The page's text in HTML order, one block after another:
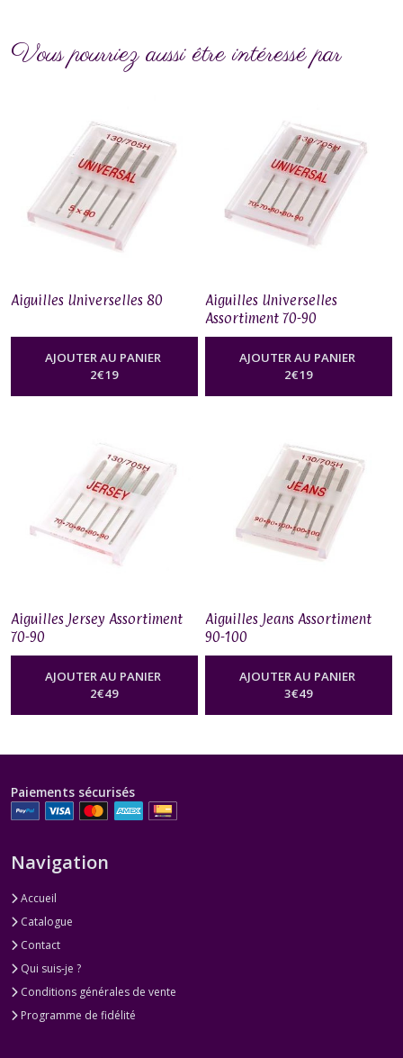
Vous pourriez aussi être intéressé par
Aiguilles Universelles 80
AJOUTER AU PANIER
2€19
Aiguilles Universelles
Assortiment 70-90
AJOUTER AU PANIER
2€19
Aiguilles Jersey Assortiment
70-90
AJOUTER AU PANIER
2€49
Aiguilles Jeans Assortiment
90-100
AJOUTER AU PANIER
3€49
Paiements sécurisés
Navigation
Accueil
Catalogue
Contact
Qui suis-je ?
Conditions générales de vente
Programme de fidélité